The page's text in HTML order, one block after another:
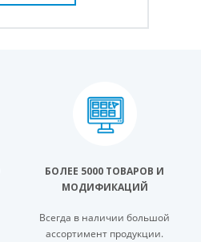
БОЛЕЕ 5000 ТОВАРОВ И
МОДИФИКАЦИЙ
Всегда в наличии большой
ассортимент продукции.